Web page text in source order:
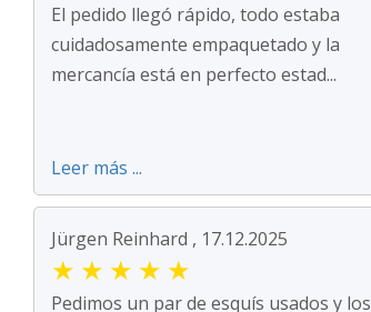
El pedido llegó rápido, todo estaba
cuidadosamente empaquetado y la
mercancía está en perfecto estad...
Leer más ...
Jürgen Reinhard , 17.12.2025
★ ★ ★ ★ ★
Pedimos un par de esquís usados y los